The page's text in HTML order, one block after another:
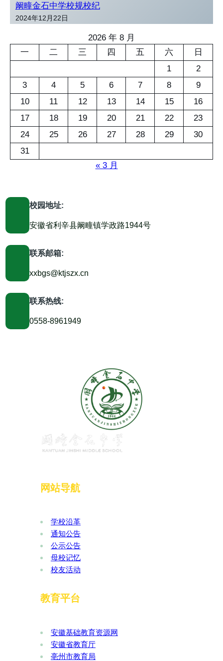
阚疃金石中学校规校纪
2024年12月22日
2026 年 8 月
一
二 三 四 五 六
日
1
2
3
4 5 6 7 8
9
10
11 12 13 14 15
16
17
18 19 20 21 22
23
24
25 26 27 28 29
30
31
« 3 月
校园地址:
安徽省利辛县阚疃镇学政路1944号
联系邮箱:
xxbgs@ktjszx.cn
联系热线:
0558-8961949
网站导航
学校沿革
通知公告
公示公告
母校记忆
校友活动
教育平台
安徽基础教育资源网
安徽省教育厅
亳州市教育局